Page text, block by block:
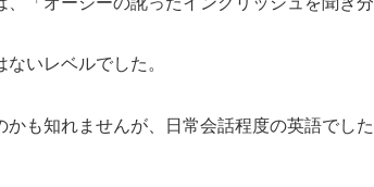
いレベルでした。
も知れませんが、日常会話程度の英語でした